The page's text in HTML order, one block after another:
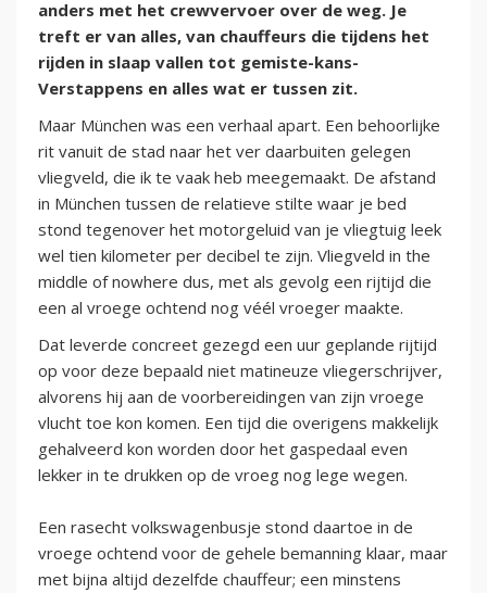
anders met het crewvervoer over de weg. Je
treft er van alles, van chauffeurs die tijdens het
rijden in slaap vallen tot gemiste-kans-
Verstappens en alles wat er tussen zit.
Maar München was een verhaal apart. Een behoorlijke
rit vanuit de stad naar het ver daarbuiten gelegen
vliegveld, die ik te vaak heb meegemaakt. De afstand
in München tussen de relatieve stilte waar je bed
stond tegenover het motorgeluid van je vliegtuig leek
wel tien kilometer per decibel te zijn. Vliegveld in the
middle of nowhere dus, met als gevolg een rijtijd die
een al vroege ochtend nog véél vroeger maakte.
Dat leverde concreet gezegd een uur geplande rijtijd
op voor deze bepaald niet matineuze vliegerschrijver,
alvorens hij aan de voorbereidingen van zijn vroege
vlucht toe kon komen. Een tijd die overigens makkelijk
gehalveerd kon worden door het gaspedaal even
lekker in te drukken op de vroeg nog lege wegen.
Een rasecht volkswagenbusje stond daartoe in de
vroege ochtend voor de gehele bemanning klaar, maar
met bijna altijd dezelfde chauffeur; een minstens